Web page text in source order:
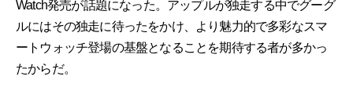
Watch発売が話題になった。アップルが独走する中でグーグ
ルにはその独走に待ったをかけ、より魅力的で多彩なスマ
ートウォッチ登場の基盤となることを期待する者が多かっ
たからだ。